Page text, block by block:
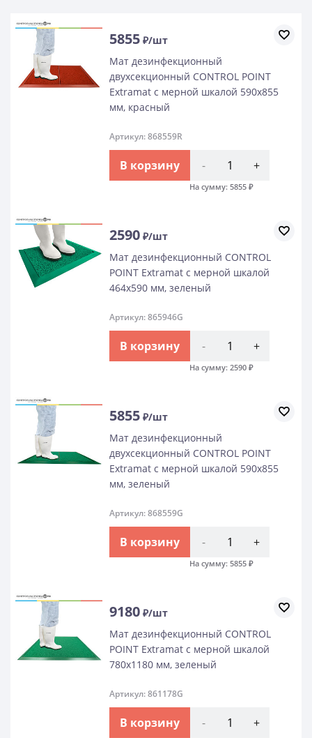
5855 ₽/шт
Мат дезинфекционный
двухсекционный CONTROL POINT
Extramat с мерной шкалой 590х855
мм, красный
Артикул: 868559R
В корзину - +
На сумму: 5855 ₽
2590 ₽/шт
Мат дезинфекционный CONTROL
POINT Extramat с мерной шкалой
464х590 мм, зеленый
Артикул: 865946G
В корзину - +
На сумму: 2590 ₽
5855 ₽/шт
Мат дезинфекционный
двухсекционный CONTROL POINT
Extramat с мерной шкалой 590х855
мм, зеленый
Артикул: 868559G
В корзину - +
На сумму: 5855 ₽
9180 ₽/шт
Мат дезинфекционный CONTROL
POINT Extramat с мерной шкалой
780х1180 мм, зеленый
Артикул: 861178G
В корзину - +